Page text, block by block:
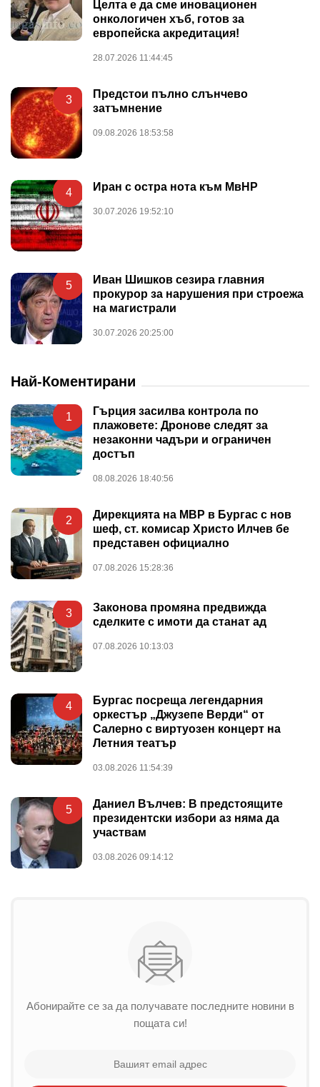
Целта е да сме иновационен
онкологичен хъб, готов за
европейска акредитация!
28.07.2026 11:44:45
3
Предстои пълно слънчево
затъмнение
09.08.2026 18:53:58
4 Иран с остра нота към МвНР
30.07.2026 19:52:10
5
Иван Шишков сезира главния
прокурор за нарушения при строежа
на магистрали
30.07.2026 20:25:00
Най-Коментирани
1
Гърция засилва контрола по
плажовете: Дронове следят за
незаконни чадъри и ограничен
достъп
08.08.2026 18:40:56
2
Дирекцията на МВР в Бургас с нов
шеф, ст. комисар Христо Илчев бе
представен официално
07.08.2026 15:28:36
3
Законова промяна предвижда
сделките с имоти да станат ад
07.08.2026 10:13:03
4
Бургас посреща легендарния
оркестър „Джузепе Верди“ от
Салерно с виртуозен концерт на
Летния театър
03.08.2026 11:54:39
5
Даниел Вълчев: В предстоящите
президентски избори аз няма да
участвам
03.08.2026 09:14:12
Абонирайте се за да получавате последните новини в
пощата си!